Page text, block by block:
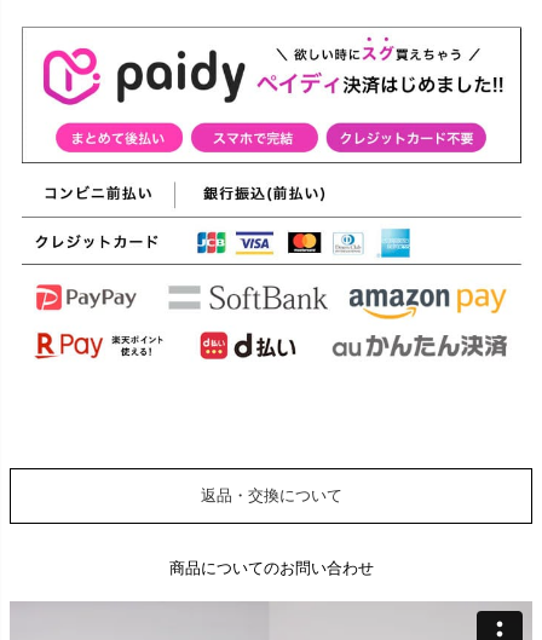
返品・交換について
商品についてのお問い合わせ